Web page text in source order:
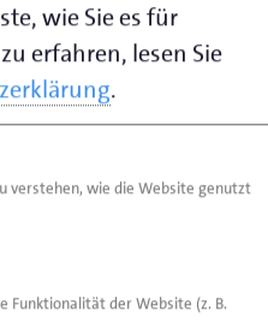
Gründen
erforderlich ist.
Sie sich gerne bei
wie Sie es für
erfahren, lesen Sie
.
verstehen, wie die Website genutzt
Funktionalität der Website (z. B.